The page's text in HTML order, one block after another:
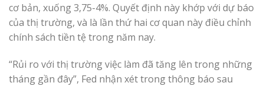
cơ bản, xuống 3,75-4%. Quyết định này khớp với dự báo
của thị trường, và là lần thứ hai cơ quan này điều chỉnh
chính sách tiền tệ trong năm nay.
“Rủi ro với thị trường việc làm đã tăng lên trong những
tháng gần đây”, Fed nhận xét trong thông báo sau